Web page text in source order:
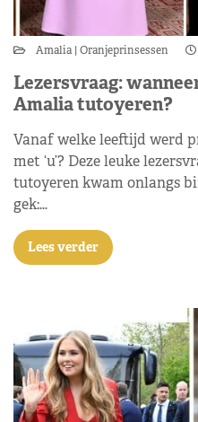
Amalia Oranjeprinsessen
Lezersvraag:
Amalia tutoyeren?
Vanaf welke leeftijd werd
met ‘u’? Deze leuke
tutoyeren kwam onlangs
gek:…
Lees verder